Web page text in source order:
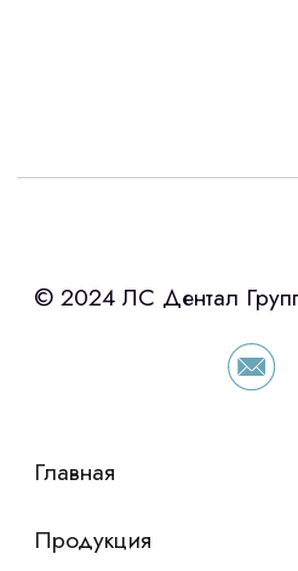
«Уралпромлизинг»
условия по лизингу
просто оставьте
сориентировали по